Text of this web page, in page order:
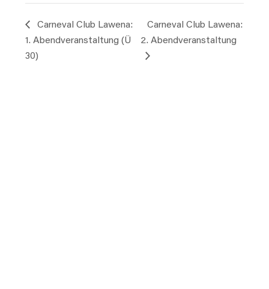
Carneval Club Lawena:
1. Abendveranstaltung (Ü
30)
Carneval Club Lawena:
2. Abendveranstaltung